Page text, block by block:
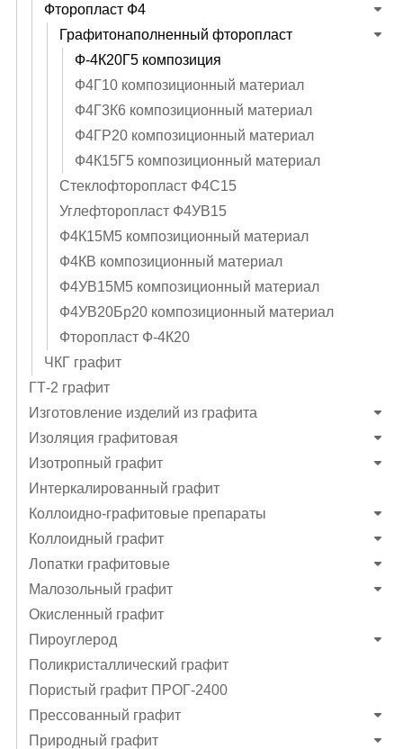
Фторопласт Ф4
Графитонаполненный фторопласт
Ф-4К20Г5 композиция
Ф4Г10 композиционный материал
Ф4Г3К6 композиционный материал
Ф4ГР20 композиционный материал
Ф4К15Г5 композиционный материал
Стеклофторопласт Ф4С15
Углефторопласт Ф4УВ15
Ф4К15М5 композиционный материал
Ф4КВ композиционный материал
Ф4УВ15М5 композиционный материал
Ф4УВ20Бр20 композиционный материал
Фторопласт Ф-4К20
ЧКГ графит
ГТ-2 графит
Изготовление изделий из графита
Изоляция графитовая
Изотропный графит
Интеркалированный графит
Коллоидно-графитовые препараты
Коллоидный графит
Лопатки графитовые
Малозольный графит
Окисленный графит
Пироуглерод
Поликристаллический графит
Пористый графит ПРОГ-2400
Прессованный графит
Природный графит